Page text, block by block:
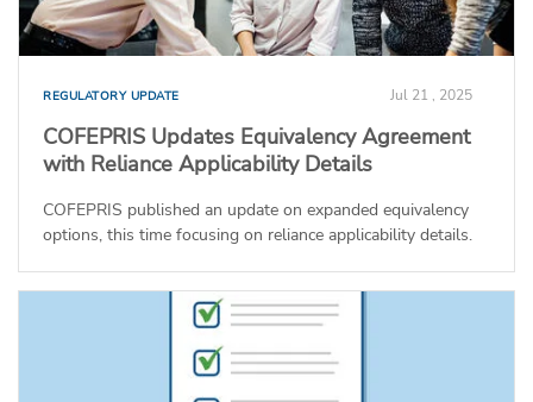
REGULATORY UPDATE Jul 21 , 2025
COFEPRIS Updates Equivalency Agreement
with Reliance Applicability Details
COFEPRIS published an update on expanded equivalency
options, this time focusing on reliance applicability details.